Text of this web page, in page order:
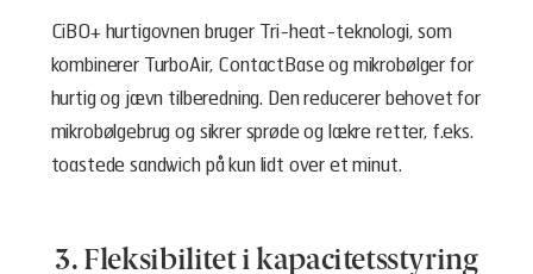
CiBO+ hurtigovnen bruger Tri-heat-teknologi, som
kombinerer TurboAir, ContactBase og mikrobølger for
hurtig og jævn tilberedning. Den reducerer behovet for
mikrobølgebrug og sikrer sprøde og lækre retter, f.eks.
toastede sandwich på kun lidt over et minut.
3. Fleksibilitet i kapacitetsstyring